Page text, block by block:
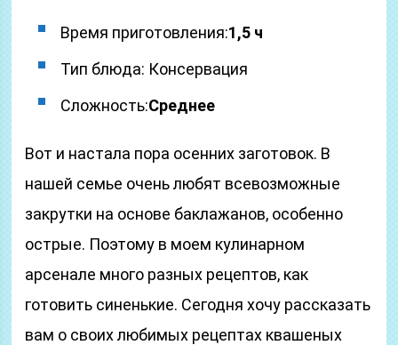
Время приготовления:1,5 ч
Тип блюда: Консервация
Сложность:Среднее
Вот и настала пора осенних заготовок. В
нашей семье очень любят всевозможные
закрутки на основе баклажанов, особенно
острые. Поэтому в моем кулинарном
арсенале много разных рецептов, как
готовить синенькие. Сегодня хочу рассказать
вам о своих любимых рецептах квашеных